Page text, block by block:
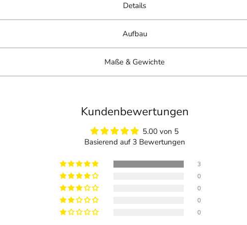
Details
Aufbau
Maße & Gewichte
Kundenbewertungen
5.00 von 5
Basierend auf 3 Bewertungen
3
0
0
0
0